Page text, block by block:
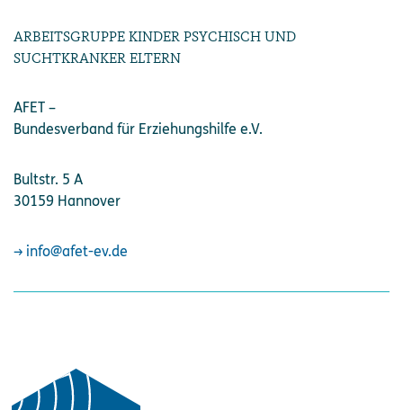
ARBEITSGRUPPE KINDER PSYCHISCH UND
SUCHTKRANKER ELTERN
AFET –
Bundesverband für Erziehungshilfe e.V.
Bultstr. 5 A
30159 Hannover
info@afet-ev.de